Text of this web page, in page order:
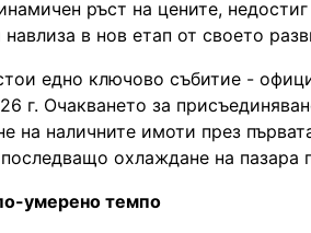
ръст на цените,
в нов етап от своето
едно ключово събитие -
г. Очакването за
на наличните имоти през
охлаждане на пазара
умерено темпо